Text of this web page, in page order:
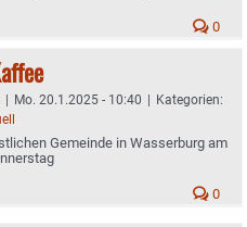
0
| Mo. 20.1.2025 - 10:40 | Kategorien:
Gemeinde in Wasserburg am
0